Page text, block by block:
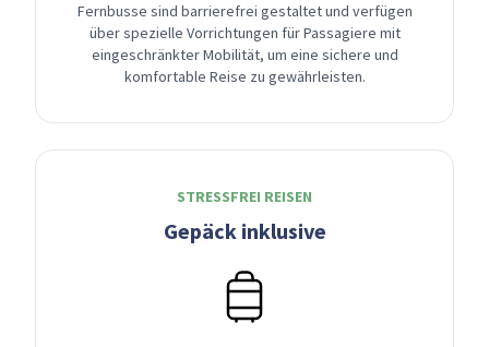
Fernbusse sind barrierefrei gestaltet und verfügen
über spezielle Vorrichtungen für Passagiere mit
eingeschränkter Mobilität, um eine sichere und
komfortable Reise zu gewährleisten.
STRESSFREI REISEN
Gepäck inklusive